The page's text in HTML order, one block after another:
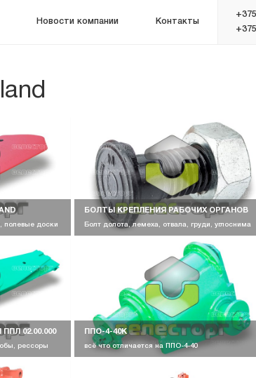
Новости компании Контакты
полевые доски
БОЛТЫ КРЕПЛЕНИЯ РАБОЧИХ ОРГАНОВ
Болт долота, лемеха, отвала, груди, углоснима
02.00.000
рессоры
ППО-4-40К
всё что отличается на ППО-4-40